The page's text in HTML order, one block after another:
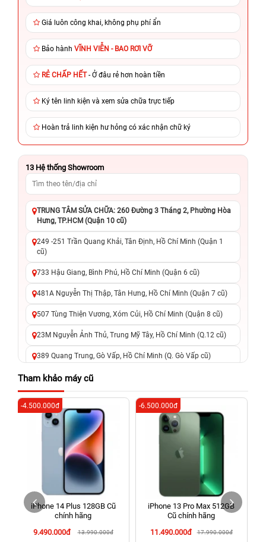
Giá luôn công khai, không phụ phí ẩn
Bảo hành VĨNH VIỄN - BAO RƠI VỠ
RẺ CHẤP HẾT- Ở đâu rẻ hơn hoàn tiền
Ký tên linh kiện và xem sửa chữa trực tiếp
Hoàn trả linh kiện hư hỏng có xác nhận chữ ký
13 Hệ thống Showroom
TRUNG TÂM SỬA CHỮA: 260 Đường 3 Tháng 2, Phường Hòa
Hưng, TP.HCM (Quận 10 cũ)
249 -251 Trần Quang Khải, Tân Định, Hồ Chí Minh (Quận 1
cũ)
733 Hậu Giang, Bình Phú, Hồ Chí Minh (Quận 6 cũ)
481A Nguyễn Thị Thập, Tân Hưng, Hồ Chí Minh (Quận 7 cũ)
507 Tùng Thiện Vương, Xóm Củi, Hồ Chí Minh (Quận 8 cũ)
23M Nguyễn Ảnh Thủ, Trung Mỹ Tây, Hồ Chí Minh (Q.12 cũ)
389 Quang Trung, Gò Vấp, Hồ Chí Minh (Q. Gò Vấp cũ)
625 - 625A Âu Cơ, Tân Phú, Hồ Chí Minh (Quận Tân Phú cũ)
326 Lê Văn Việt, Tăng Nhơn Phú, Hồ Chí Minh (Q.9 TP. Thủ
Đức cũ)
256 Võ Văn Ngân, Thủ Đức, Hồ Chí Minh (Bình Thọ, TP. Thủ
70 Nguyễn An Ninh, Dĩ An, Hồ Chí Minh (Bình Dương Cũ)
24h Vũng Tàu: 162A Ba Cu, Vũng Tàu, Hồ Chí Minh (TP. Vũng
Tàu cũ)
198 Hoàng Văn Thụ, Tân Sơn Nhất, Hồ Chí Minh (Tân Bình
Tham khảo máy cũ
iPhone 14 Plus 128GB Cũ
chính hãng
9.490.000đ
13.990.000đ
-4.500.000đ
iPhone 13 Pro Max 512GB
Cũ chính hãng
11.490.000đ
17.990.000đ
-6.500.000đ